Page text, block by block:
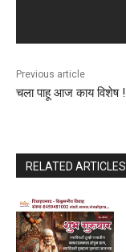
Previous article
चला पाहू आज काय विशेष !
RELATED ARTICLES